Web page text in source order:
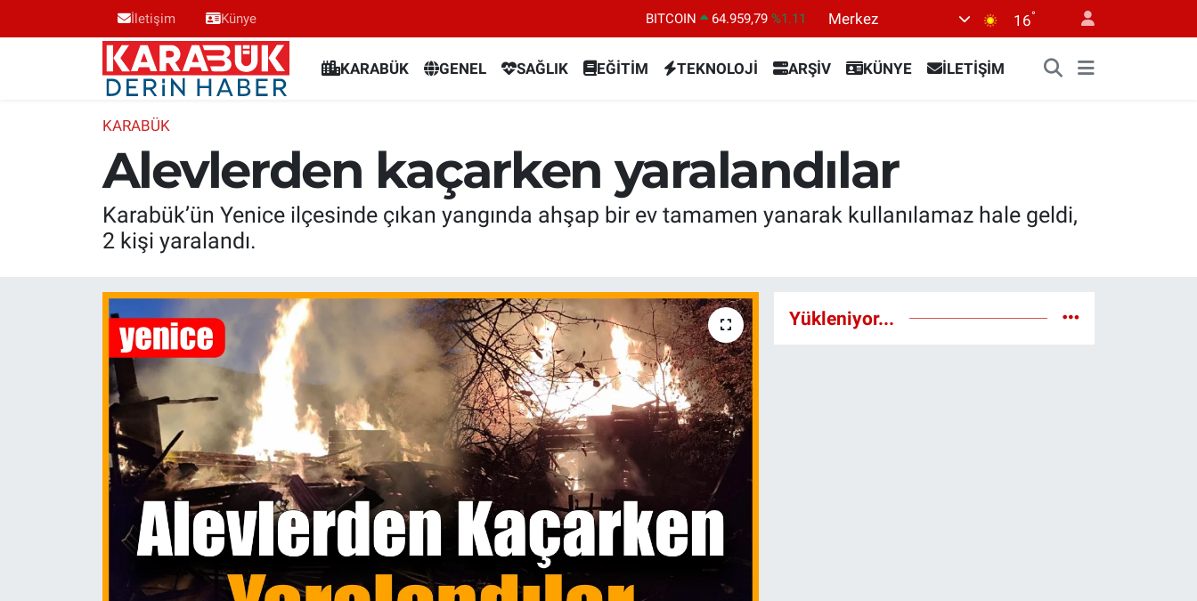
İletişim Künye DOLAR 47,7436 %0.18
BİST100
BITCOIN
64.959,79 %1.11
Merkez 16°
KARABÜK GENEL SAĞLIK EĞİTİM TEKNOLOJİ ARŞİV KÜNYE İLETİŞİM
KARABÜK
Alevlerden kaçarken yaralandılar
Karabük’ün Yenice ilçesinde çıkan yangında ahşap bir ev tamamen yanarak kullanılamaz hale geldi,
2 kişi yaralandı.
Yükleniyor...
Karabük Nöbetçi Eczaneler
Karabük Hava Durumu
Karabük Trafik Yoğunluk Haritası
Süper Lig Puan Durumu ve Fikstür
Tüm Manşetler
Son Dakika Haberleri
Haber Arşivi